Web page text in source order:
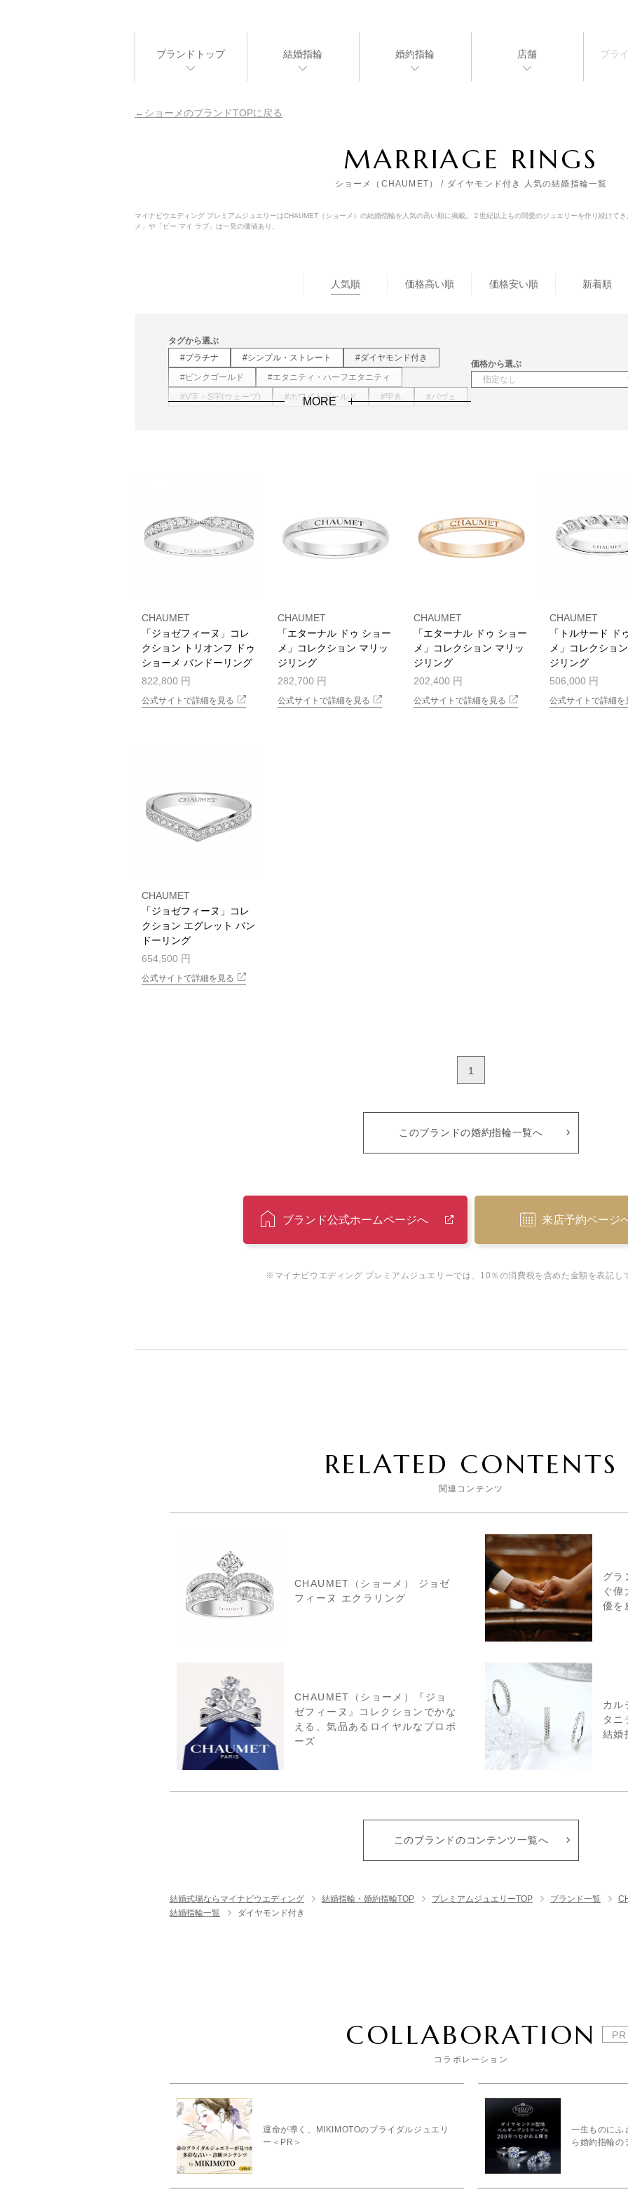
ブランドトップ 結婚指輪 婚約指輪 店舗 ブラ
ショーメのブランドTOPに戻る
MARRIAGE RINGS
ショーメ（CHAUMET） / ダイヤモンド付き 人気の結婚指輪一覧
マイナビウエディング プレミアムジュエリーはCHAUMET（ショーメ）の結婚指輪を人気の高い順に掲載。２世紀以上もの間愛のジュエリーを作り続けて
メ」や「ビー マイ ラブ」は一見の価値あり。
人気順 価格高い順 価格安い順 新着順
タグから選ぶ
#プラチナ
#シンプル・ストレート
#ダイヤモンド付き
#ピンクゴールド
#エタニティ・ハーフエタニティ
#V字・S字(ウェーブ)
#ホワイトゴールド #甲丸 #パヴェ
MORE
価格から選ぶ
CHAUMET
「ジョゼフィーヌ」コレ
クション トリオンフ ドゥ
ショーメ バンドーリング
822,800 円
公式サイトで詳細を見る
CHAUMET
「エターナル ドゥ ショー
メ」コレクション マリッ
ジリング
282,700 円
公式サイトで詳細を見る
CHAUMET
「エターナル ドゥ ショー
メ」コレクション マリッ
ジリング
202,400 円
公式サイトで詳細を見る
CHAUMET
「トルサード ド
メ」コレクショ
ジリング
506,000 円
公式サイトで詳細を
CHAUMET
「ジョゼフィーヌ」コレ
クション エグレット バン
ドーリング
654,500 円
公式サイトで詳細を見る
1
このブランドの婚約指輪一覧へ
ブランド公式ホームページへ 来店予約ページ
※マイナビウエディング プレミアムジュエリーでは、10％の消費税を含めた金額を表記し
RELATED CONTENTS
関連コンテンツ
CHAUMET（ショーメ） ジョゼ
フィーヌ エクラリング
グラ
ぐ
優を
CHAUMET（ショーメ）『ジョ
ゼフィーヌ』コレクションでかな
える、気品あるロイヤルなプロポ
ーズ
カル
タニ
結婚
このブランドのコンテンツ一覧へ
結婚式場ならマイナビウエディング 結婚指輪・婚約指輪TOP プレミアムジュエリーTOP ブランド一覧
結婚指輪一覧
ダイヤモンド付き
COLLABORATION
コラボレーション
運命が導く、MIKIMOTOのブライダルジュエリ
ー＜PR＞
一生ものにふ
ら婚約指輪の